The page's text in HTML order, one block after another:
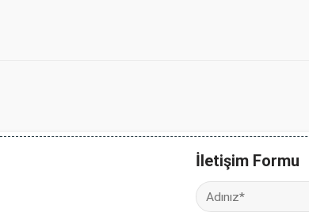
İletişim Formu